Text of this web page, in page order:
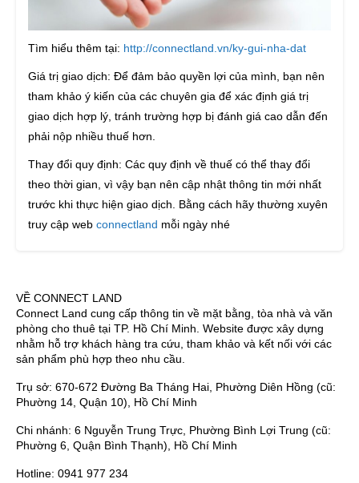
Tìm hiểu thêm tại: http://connectland.vn/ky-gui-nha-dat
Giá trị giao dịch: Để đảm bảo quyền lợi của mình, bạn nên
tham khảo ý kiến của các chuyên gia để xác định giá trị
giao dịch hợp lý, tránh trường hợp bị đánh giá cao dẫn đến
phải nộp nhiều thuế hơn.
Thay đổi quy định: Các quy định về thuế có thể thay đổi
theo thời gian, vì vậy bạn nên cập nhật thông tin mới nhất
trước khi thực hiện giao dịch. Bằng cách hãy thường xuyên
truy cập web connectland mỗi ngày nhé
VỀ CONNECT LAND
Connect Land cung cấp thông tin về mặt bằng, tòa nhà và văn
phòng cho thuê tại TP. Hồ Chí Minh. Website được xây dựng
nhằm hỗ trợ khách hàng tra cứu, tham khảo và kết nối với các
sản phẩm phù hợp theo nhu cầu.
Trụ sở: 670-672 Đường Ba Tháng Hai, Phường Diên Hồng (cũ:
Phường 14, Quận 10), Hồ Chí Minh
Chi nhánh: 6 Nguyễn Trung Trực, Phường Bình Lợi Trung (cũ:
Phường 6, Quận Bình Thạnh), Hồ Chí Minh
Hotline: 0941 977 234